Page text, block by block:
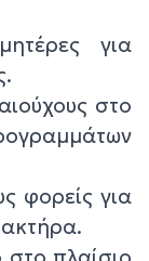
για
στο
φορείς για